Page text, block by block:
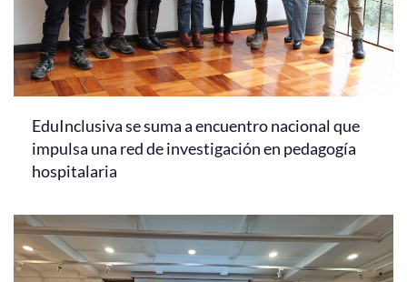
EduInclusiva se suma a encuentro nacional que
impulsa una red de investigación en pedagogía
hospitalaria